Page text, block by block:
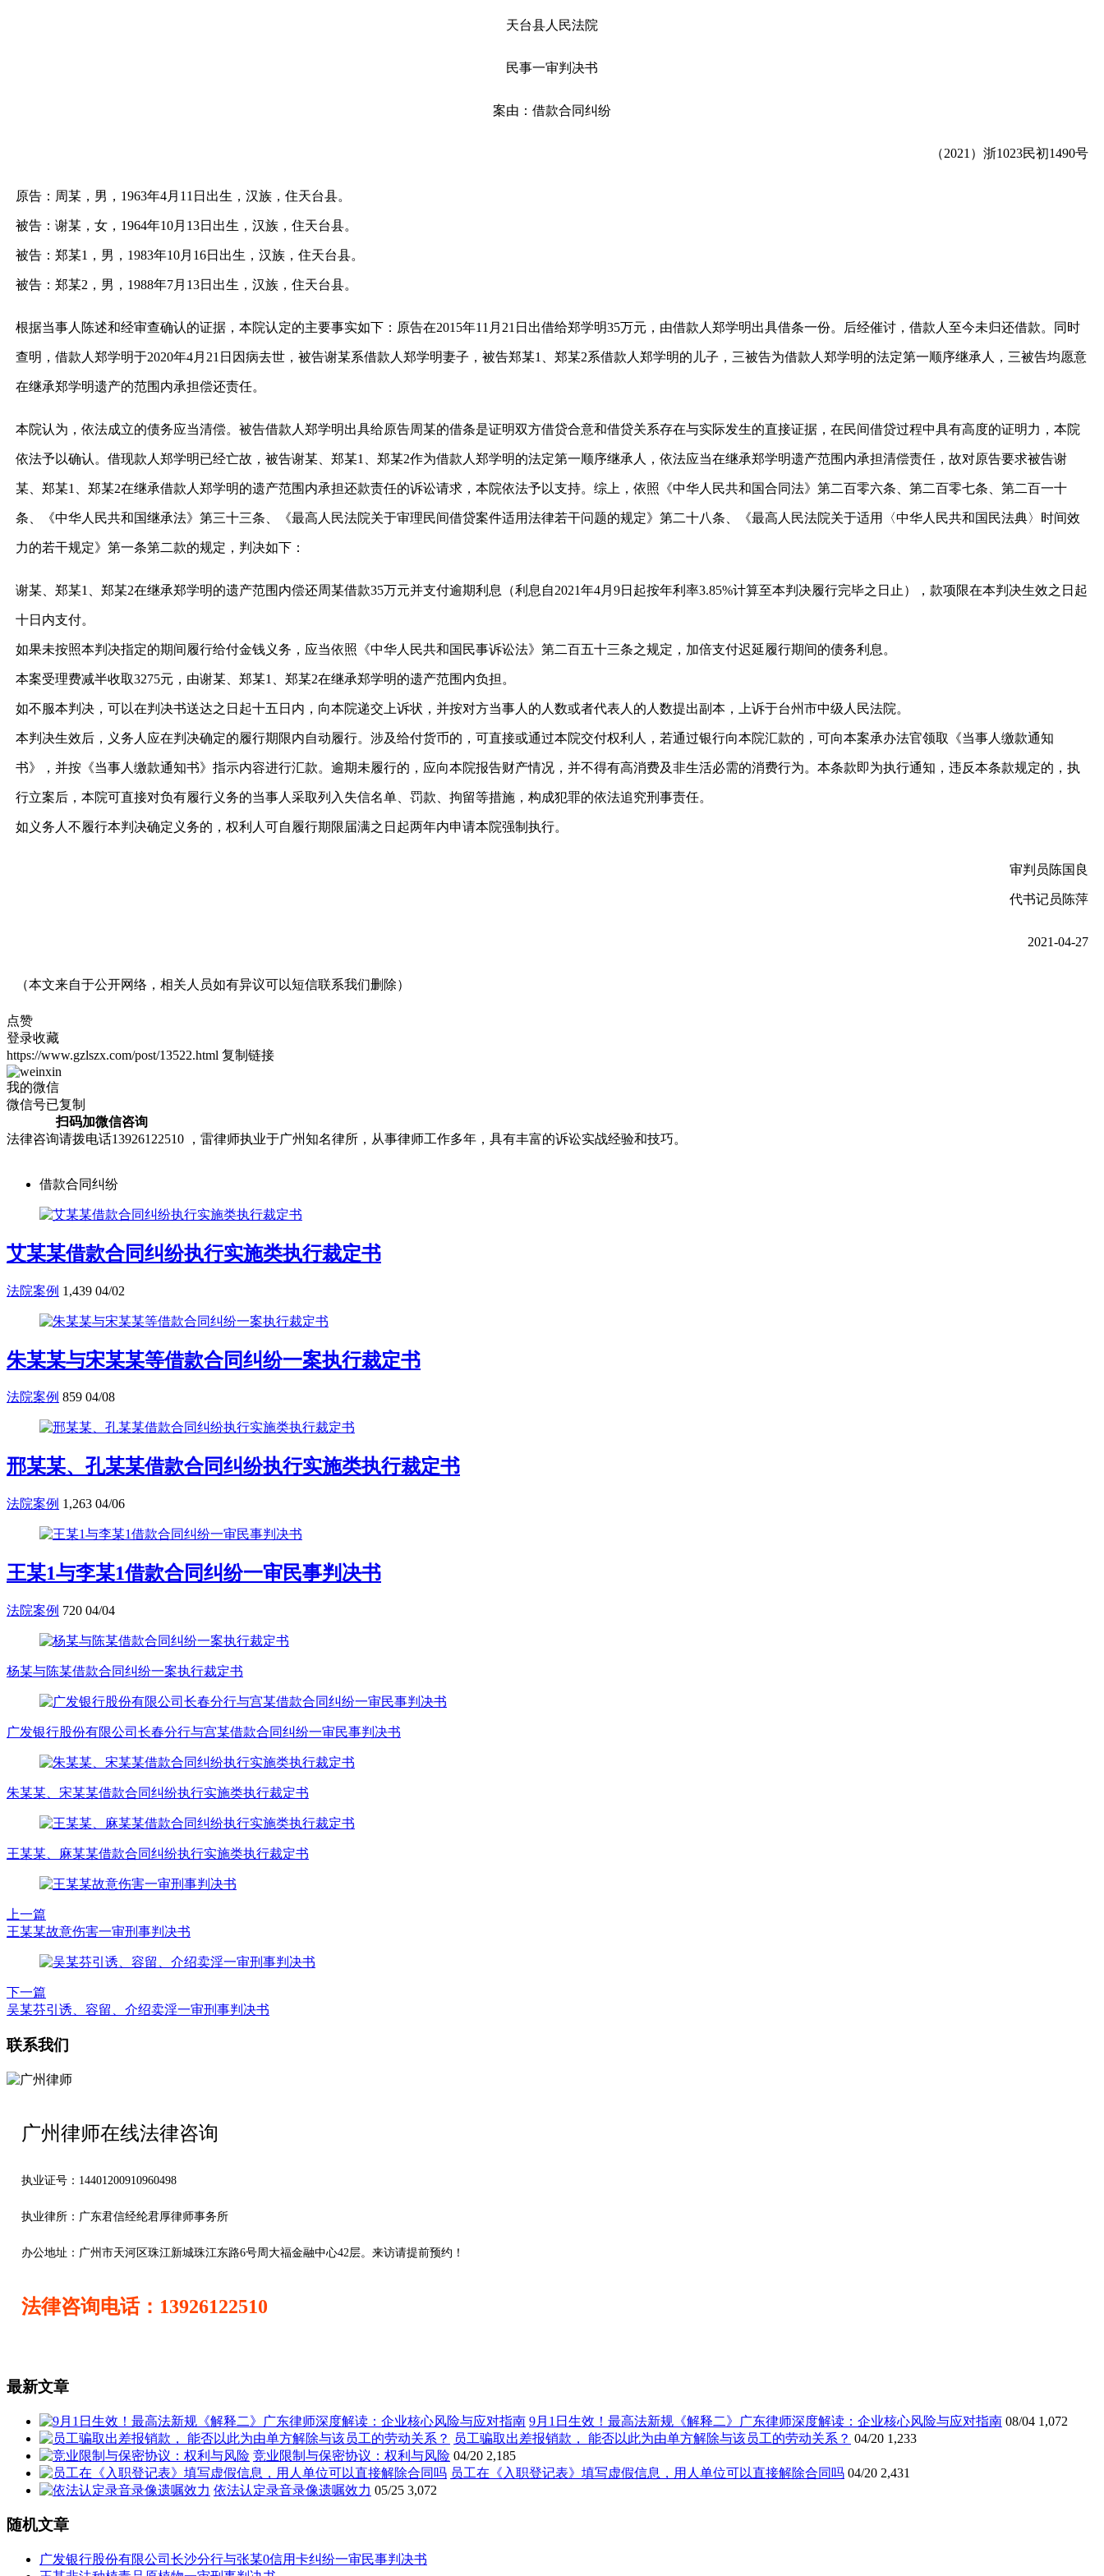
天台县人民法院
民事一审判决书
案由：借款合同纠纷
（2021）浙1023民初1490号
原告：周某，男，1963年4月11日出生，汉族，住天台县。
被告：谢某，女，1964年10月13日出生，汉族，住天台县。
被告：郑某1，男，1983年10月16日出生，汉族，住天台县。
被告：郑某2，男，1988年7月13日出生，汉族，住天台县。
根据当事人陈述和经审查确认的证据，本院认定的主要事实如下：原告在2015年11月21日出借给郑学明35万元，由借款人郑学明出具借条一份。后经催讨，借款人至今未归还借款。同时
查明，借款人郑学明于2020年4月21日因病去世，被告谢某系借款人郑学明妻子，被告郑某1、郑某2系借款人郑学明的儿子，三被告为借款人郑学明的法定第一顺序继承人，三被告均愿意
在继承郑学明遗产的范围内承担偿还责任。
本院认为，依法成立的债务应当清偿。被告借款人郑学明出具给原告周某的借条是证明双方借贷合意和借贷关系存在与实际发生的直接证据，在民间借贷过程中具有高度的证明力，本院
依法予以确认。借现款人郑学明已经亡故，被告谢某、郑某1、郑某2作为借款人郑学明的法定第一顺序继承人，依法应当在继承郑学明遗产范围内承担清偿责任，故对原告要求被告谢
某、郑某1、郑某2在继承借款人郑学明的遗产范围内承担还款责任的诉讼请求，本院依法予以支持。综上，依照《中华人民共和国合同法》第二百零六条、第二百零七条、第二百一十
条、《中华人民共和国继承法》第三十三条、《最高人民法院关于审理民间借贷案件适用法律若干问题的规定》第二十八条、《最高人民法院关于适用〈中华人民共和国民法典〉时间效
力的若干规定》第一条第二款的规定，判决如下：
谢某、郑某1、郑某2在继承郑学明的遗产范围内偿还周某借款35万元并支付逾期利息（利息自2021年4月9日起按年利率3.85%计算至本判决履行完毕之日止），款项限在本判决生效之日起
十日内支付。
如果未按照本判决指定的期间履行给付金钱义务，应当依照《中华人民共和国民事诉讼法》第二百五十三条之规定，加倍支付迟延履行期间的债务利息。
本案受理费减半收取3275元，由谢某、郑某1、郑某2在继承郑学明的遗产范围内负担。
如不服本判决，可以在判决书送达之日起十五日内，向本院递交上诉状，并按对方当事人的人数或者代表人的人数提出副本，上诉于台州市中级人民法院。
本判决生效后，义务人应在判决确定的履行期限内自动履行。涉及给付货币的，可直接或通过本院交付权利人，若通过银行向本院汇款的，可向本案承办法官领取《当事人缴款通知
书》，并按《当事人缴款通知书》指示内容进行汇款。逾期未履行的，应向本院报告财产情况，并不得有高消费及非生活必需的消费行为。本条款即为执行通知，违反本条款规定的，执
行立案后，本院可直接对负有履行义务的当事人采取列入失信名单、罚款、拘留等措施，构成犯罪的依法追究刑事责任。
如义务人不履行本判决确定义务的，权利人可自履行期限届满之日起两年内申请本院强制执行。
审判员陈国良
代书记员陈萍
2021-04-27
（本文来自于公开网络，相关人员如有异议可以短信联系我们删除）
点赞
登录收藏
https://www.gzlszx.com/post/13522.html 复制链接
我的微信
微信号已复制
扫码加微信咨询
法律咨询请拨电话13926122510 ，雷律师执业于广州知名律所，从事律师工作多年，具有丰富的诉讼实战经验和技巧。
借款合同纠纷
艾某某借款合同纠纷执行实施类执行裁定书
法院案例 1,439 04/02
朱某某与宋某某等借款合同纠纷一案执行裁定书
法院案例 859 04/08
邢某某、孔某某借款合同纠纷执行实施类执行裁定书
法院案例 1,263 04/06
王某1与李某1借款合同纠纷一审民事判决书
法院案例 720 04/04
杨某与陈某借款合同纠纷一案执行裁定书
广发银行股份有限公司长春分行与宫某借款合同纠纷一审民事判决书
朱某某、宋某某借款合同纠纷执行实施类执行裁定书
王某某、麻某某借款合同纠纷执行实施类执行裁定书
上一篇
王某某故意伤害一审刑事判决书
下一篇
吴某芬引诱、容留、介绍卖淫一审刑事判决书
联系我们
广州律师在线法律咨询
执业证号：14401200910960498
执业律所：广东君信经纶君厚律师事务所
办公地址： 广州市天河区珠江新城珠江东路6号周大福金融中心42层。来访请提前预约！
法律咨询电话：13926122510
最新文章
9月1日生效！最高法新规《解释二》广东律师深度解读：企业核心风险与应对指南 08/04 1,072
员工骗取出差报销款， 能否以此为由单方解除与该员工的劳动关系？ 04/20 1,233
竞业限制与保密协议：权利与风险 04/20 2,185
员工在《入职登记表》填写虚假信息，用人单位可以直接解除合同吗 04/20 2,431
依法认定录音录像遗嘱效力 05/25 3,072
随机文章
广发银行股份有限公司长沙分行与张某0信用卡纠纷一审民事判决书